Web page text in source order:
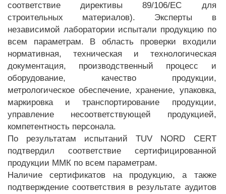
соответствие директивы 89/106/ЕС для
строительных материалов). Эксперты в
независимой лаборатории испытали продукцию по
всем параметрам. В область проверки входили
нормативная, техническая и технологическая
документация, производственный процесс и
оборудование, качество продукции,
метрологическое обеспечение, хранение, упаковка,
маркировка и транспортирование продукции,
управление несоответствующей продукцией,
компетентность персонала.
По результатам испытаний TUV NORD CERT
подтвердил соответствие сертифицированной
продукции ММК по всем параметрам.
Наличие сертификатов на продукцию, а также
подтверждение соответствия в результате аудитов